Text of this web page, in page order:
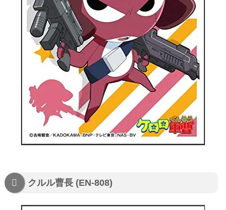
クルル曹長 (EN-808)